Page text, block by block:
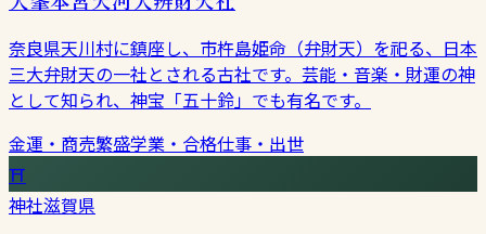
奈良県天川村に鎮座し、市杵島姫命（弁財天）を祀る、日本
三大弁財天の一社とされる古社です。芸能・音楽・財運の神
として知られ、神宝「五十鈴」でも有名です。
金運・商売繁盛学業・合格仕事・出世
⛩
神社滋賀県